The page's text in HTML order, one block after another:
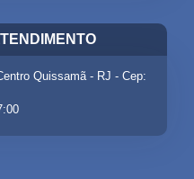
Quissamã - RJ - Cep: